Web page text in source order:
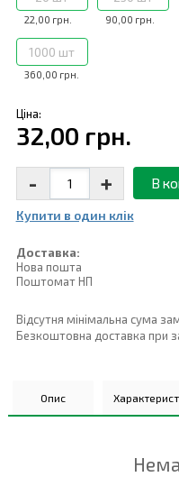
22,00 грн. 90,00 грн.
360,00 грн.
1000 шт
Ціна:
32,00 грн.
- + В
Купити в один клiк
Доставка:
Нова пошта
Поштомат НП
Відсутня мінімальна сума
Безкоштовна доставка при
Опис